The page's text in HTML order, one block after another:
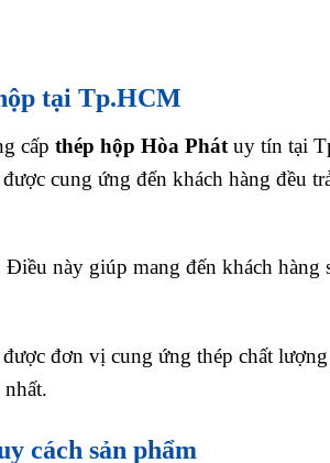
tại Tp.HCM
cấp thép hộp Hòa Phát uy tín tại
cung ứng đến khách hàng đều
này giúp mang đến khách hàng
đơn vị cung ứng thép chất
cách sản phẩm